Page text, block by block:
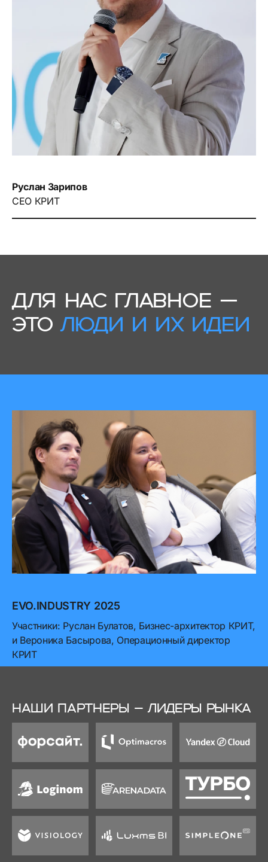
Руслан Зарипов
СЕО КРИТ
ДЛЯ НАС ГЛАВНОЕ —
ЭТОЛЮДИ И ИХ ИДЕИ
EVO.INDUSTRY 2025
Участники: Руслан Булатов, Бизнес-архитектор КРИТ,
и Вероника Басырова, Операционный директор
КРИТ
НАШИ ПАРТНЕРЫ – ЛИДЕРЫ РЫНКА